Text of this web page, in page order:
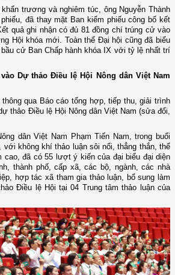
trương và nghiêm túc, ông Nguyễn Thành
đã thay mặt Ban kiểm phiếu công bố kết
quả ghi nhận có đủ 81 đồng chí trúng cử vào
Hội khóa mới. Toàn thể Đại hội cũng đã biểu
cử Ban Chấp hành khóa IX với tỷ lệ nhất trí
Dự thảo Điều lệ Hội Nông dân Việt Nam
qua Báo cáo tổng hợp, tiếp thu, giải trình
thảo Điều lệ Hội Nông dân Việt Nam (sửa đổi,
dân Việt Nam Phạm Tiến Nam, trong buổi
với không khí thảo luận sôi nổi, thẳng thắn, thể
cao, đã có 55 lượt ý kiến của đại biểu đại diện
thành phố, cấp xã, các bộ, ngành, các nhà
hợp tác xã tham gia thảo luận, bổ sung làm
Điều lệ Hội tại 04 Trung tâm thảo luận của